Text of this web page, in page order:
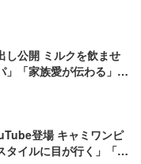
し公開 ミルクを飲ませ
」「家族愛が伝わる」と
登場 キャミワンピ
タイルに目が行く」「ラ